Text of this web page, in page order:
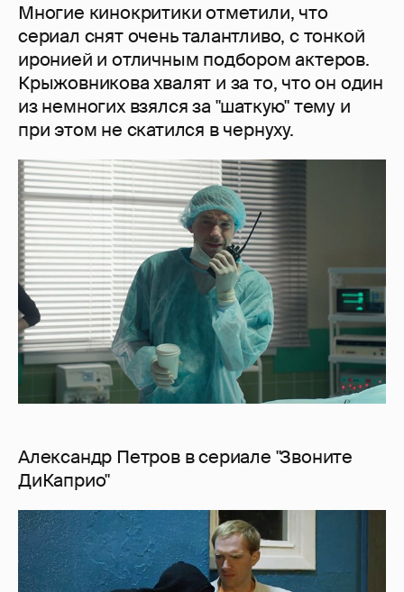
Многие кинокритики отметили, что
сериал снят очень талантливо, с тонкой
иронией и отличным подбором актеров.
Крыжовникова хвалят и за то, что он один
из немногих взялся за "шаткую" тему и
при этом не скатился в чернуху.
Александр Петров в сериале "Звоните
ДиКаприо"